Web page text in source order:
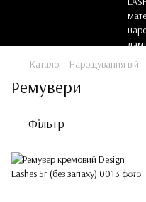
Каталог Нарощування вій
Ремувери
Фільтр